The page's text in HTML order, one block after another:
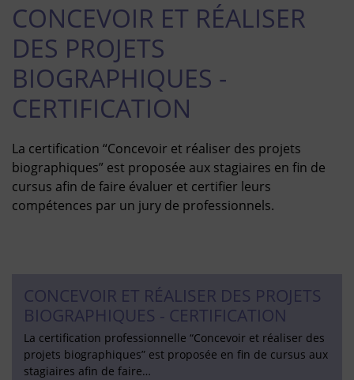
CONCEVOIR ET RÉALISER
DES PROJETS
BIOGRAPHIQUES -
CERTIFICATION
La certification “Concevoir et réaliser des projets
biographiques” est proposée aux stagiaires en fin de
cursus afin de faire évaluer et certifier leurs
compétences par un jury de professionnels.
CONCEVOIR ET RÉALISER DES PROJETS
BIOGRAPHIQUES - CERTIFICATION
La certification professionnelle “Concevoir et réaliser des
projets biographiques” est proposée en fin de cursus aux
stagiaires afin de faire…